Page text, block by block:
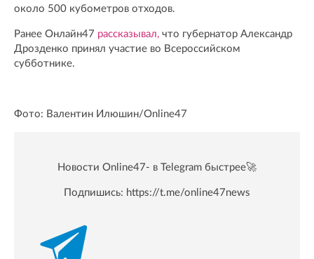
около 500 кубометров отходов.
Ранее Онлайн47 рассказывал, что губернатор Александр
Дрозденко принял участие во Всероссийском
субботнике.
Фото: Валентин Илюшин/Online47
Новости Online47- в Telegram быстрее🚀
Подпишись: https://t.me/online47news